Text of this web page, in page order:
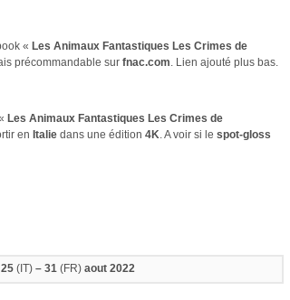
« Les Animaux Fantastiques Les Crimes de
précommandable sur fnac.com. Lien ajouté plus bas.
Les Animaux Fantastiques Les Crimes de
en Italie dans une édition 4K. A voir si le spot-gloss
25 (IT)– 31 (FR) aout 2022